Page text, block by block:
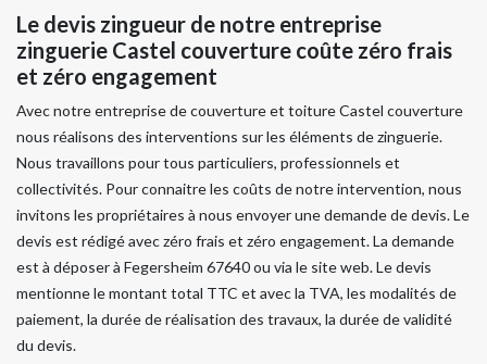
Le devis zingueur de notre entreprise
zinguerie Castel couverture coûte zéro frais
et zéro engagement
Avec notre entreprise de couverture et toiture Castel couverture
nous réalisons des interventions sur les éléments de zinguerie.
Nous travaillons pour tous particuliers, professionnels et
collectivités. Pour connaitre les coûts de notre intervention, nous
invitons les propriétaires à nous envoyer une demande de devis. Le
devis est rédigé avec zéro frais et zéro engagement. La demande
est à déposer à Fegersheim 67640 ou via le site web. Le devis
mentionne le montant total TTC et avec la TVA, les modalités de
paiement, la durée de réalisation des travaux, la durée de validité
du devis.